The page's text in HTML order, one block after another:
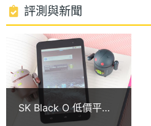
功能全面暢行無阻
在多娛體娛樂功能方面，SK
素相機，可讓您透過舒適的
相片，而且還支援多種的音樂
MPEG4、H.263、H.264 等
及藍牙連接埠，microSD 記
記憶卡 microSD(TF)
電池容
3400 mAh(毫安培)
處理器 Qualcomm
顯示螢幕
評測與新聞
SK Black O 低價平板